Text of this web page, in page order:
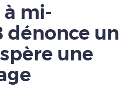
à mi-
dénonce un
une